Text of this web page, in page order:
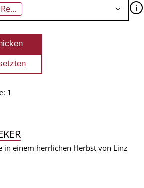
🛈
1
in einem herrlichen Herbst von Linz